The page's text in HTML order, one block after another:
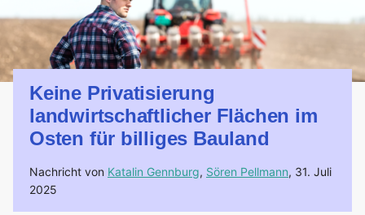
Keine Privatisierung
landwirtschaftlicher Flächen im
Osten für billiges Bauland
Nachricht von Katalin Gennburg, Sören Pellmann, 31. Juli
2025